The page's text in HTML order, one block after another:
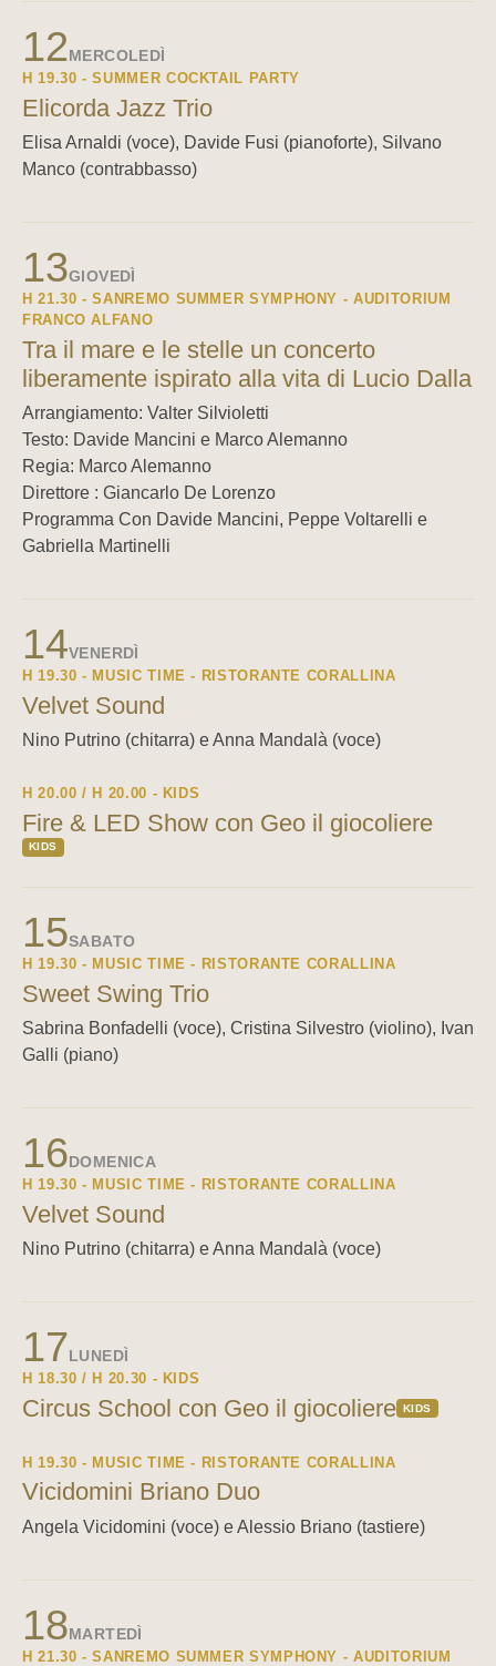
12 MERCOLEDÌ
H 19.30 - SUMMER COCKTAIL PARTY
Elicorda Jazz Trio
Elisa Arnaldi (voce), Davide Fusi (pianoforte), Silvano
Manco (contrabbasso)
13GIOVEDÌ
H 21.30 - SANREMO SUMMER SYMPHONY - AUDITORIUM
FRANCO ALFANO
Tra il mare e le stelle un concerto
liberamente ispirato alla vita di Lucio Dalla
Arrangiamento: Valter Silvioletti
Testo: Davide Mancini e Marco Alemanno
Regia: Marco Alemanno
Direttore : Giancarlo De Lorenzo
Programma Con Davide Mancini, Peppe Voltarelli e
Gabriella Martinelli
14VENERDÌ
H 19.30 - MUSIC TIME - RISTORANTE CORALLINA
Velvet Sound
Nino Putrino (chitarra) e Anna Mandalà (voce)
H 20.00 / H 20.00 - KIDS
Fire & LED Show con Geo il giocoliere
KIDS
15SABATO
H 19.30 - MUSIC TIME - RISTORANTE CORALLINA
Sweet Swing Trio
Sabrina Bonfadelli (voce), Cristina Silvestro (violino), Ivan
Galli (piano)
16 DOMENICA
H 19.30 - MUSIC TIME - RISTORANTE CORALLINA
Velvet Sound
Nino Putrino (chitarra) e Anna Mandalà (voce)
17 LUNEDÌ
H 18.30 / H 20.30 - KIDS
Circus School con Geo il giocoliere KIDS
H 19.30 - MUSIC TIME - RISTORANTE CORALLINA
Vicidomini Briano Duo
Angela Vicidomini (voce) e Alessio Briano (tastiere)
18MARTEDÌ
H 21.30 - SANREMO SUMMER SYMPHONY - AUDITORIUM